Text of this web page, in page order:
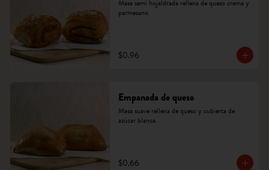
Masa semi hojaldrada rellena de queso crema y
parmesano.
$0.96
Empanada de queso
Masa suave rellena de queso y cubierta de
azúcar blanca.
$0.66